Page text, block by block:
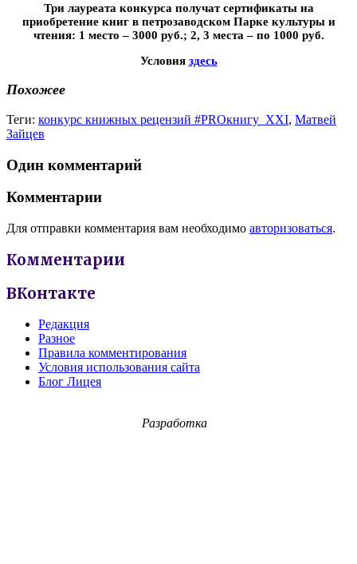
Три лауреата конкурса получат сертификаты на
приобретение книг в петрозаводском Парке культуры и
чтения: 1 место – 3000 руб.; 2, 3 места – по 1000 руб.
Условия здесь
Похожее
Теги: конкурс книжных рецензий #PROкнигу_XXI, Матвей
Зайцев
Один комментарий
Комментарии
Для отправки комментария вам необходимо авторизоваться.
Комментарии
ВКонтакте
Редакция
Разное
Правила комментирования
Условия использования сайта
Блог Лицея
Разработка